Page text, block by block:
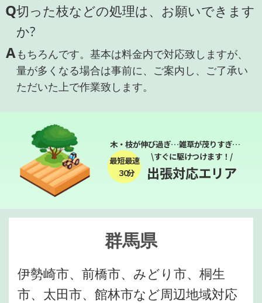
Q切った枝などの処理は、お願いできます
か?
Aもちろんです。基本は料金内で対応致しますが、
量が多くなる場合は事前に、ご案内し、ご了承い
ただいた上で作業致します。
木・枝が伸び過ぎ…雑草が茂りすぎ…
最短最速
３０分
\すぐに駆けつけます！/
出張対応エリア
群馬県
伊勢崎市、前橋市、みどり市、桐生
市、太田市、館林市など周辺地域対応